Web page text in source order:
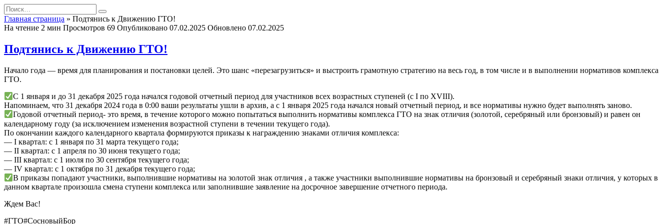
Перейти
к
содержанию
Search
for:
Главная страница » Подтянись к Движению ГТО!
На чтение 2 мин Просмотров 69 Опубликовано 07.02.2025 Обновлено 07.02.2025
Подтянись к Движению ГТО!
Начало года — время для планирования и постановки целей. Это шанс «перезагрузиться» и выстроить грамотную стратегию на весь год, в том числе и в выполнении нормативов комплекса
ГТО.
С 1 января и до 31 декабря 2025 года начался годовой отчетный период для участников всех возрастных ступеней (с I по XVIII).
Напоминаем, что 31 декабря 2024 года в 0:00 ваши результаты ушли в архив, а с 1 января 2025 года начался новый отчетный период, и все нормативы нужно будет выполнять заново.
Годовой отчетный период- это время, в течение которого можно попытаться выполнить нормативы комплекса ГТО на знак отличия (золотой, серебряный или бронзовый) и равен он
календарному году (за исключением изменения возрастной ступени в течении текущего года).
По окончании каждого календарного квартала формируются приказы к награждению знаками отличия комплекса:
— I квартал: с 1 января по 31 марта текущего года;
— II квартал: с 1 апреля по 30 июня текущего года;
— III квартал: с 1 июля по 30 сентября текущего года;
— IV квартал: с 1 октября по 31 декабря текущего года;
В приказы попадают участники, выполнившие нормативы на золотой знак отличия , а также участники выполнившие нормативы на бронзовый и серебряный знаки отличия, у которых в
данном квартале произошла смена ступени комплекса или заполнившие заявление на досрочное завершение отчетного периода.
Ждем Вас!
#ГТО#СосновыйБор